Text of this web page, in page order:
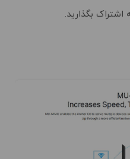
بگذارید.